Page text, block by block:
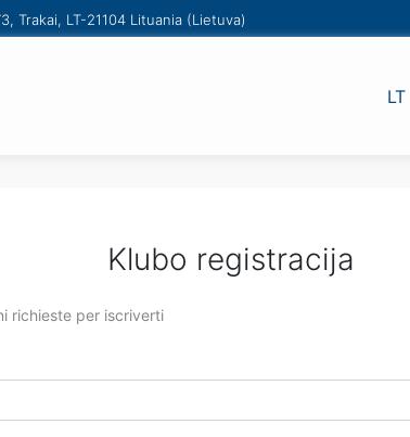
Trakai, LT-21104 Lituania (Lietuva)
LT
Klubo registracija
richieste per iscriverti